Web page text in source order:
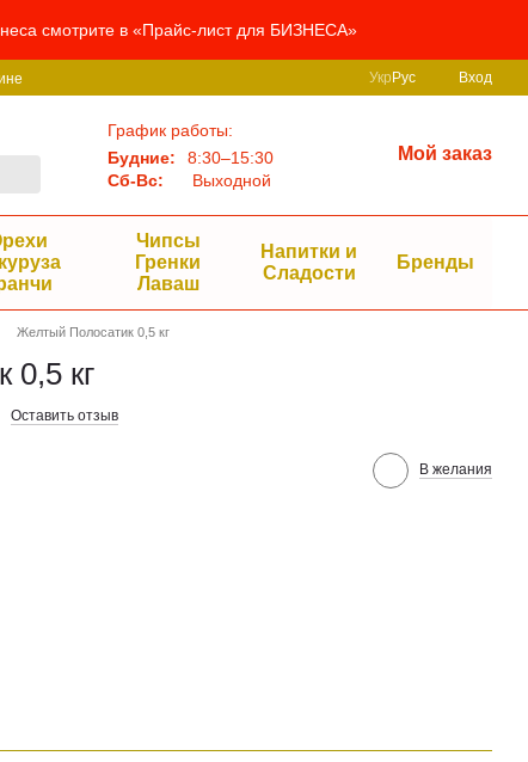
смотрите в «Прайс-лист для БИЗНЕСА»
Укр Рус Вход
График работы:
Будние:
8:30–15:30
Сб-Вс:
Выходной
Мой заказ
Чипсы
Гренки
Лаваш
Напитки и
Сладости
Бренды
Желтый Полосатик 0,5 кг
0,5 кг
Оставить отзыв
В желания